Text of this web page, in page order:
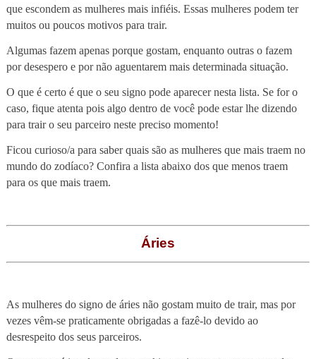
que escondem as mulheres mais infiéis. Essas mulheres podem ter
muitos ou poucos motivos para trair.
Algumas fazem apenas porque gostam, enquanto outras o fazem
por desespero e por não aguentarem mais determinada situação.
O que é certo é que o seu signo pode aparecer nesta lista. Se for o
caso, fique atenta pois algo dentro de você pode estar lhe dizendo
para trair o seu parceiro neste preciso momento!
Ficou curioso/a para saber quais são as mulheres que mais traem no
mundo do zodíaco? Confira a lista abaixo dos que menos traem
para os que mais traem.
Áries
As mulheres do signo de áries não gostam muito de trair, mas por
vezes vêm-se praticamente obrigadas a fazê-lo devido ao
desrespeito dos seus parceiros.